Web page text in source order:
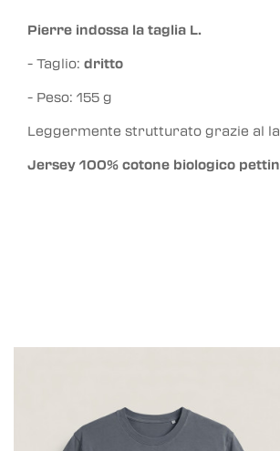
Pierre indossa la taglia L.
- Taglio: dritto
- Peso: 155 g
Leggermente strutturato grazie al
Jersey 100% cotone biologico